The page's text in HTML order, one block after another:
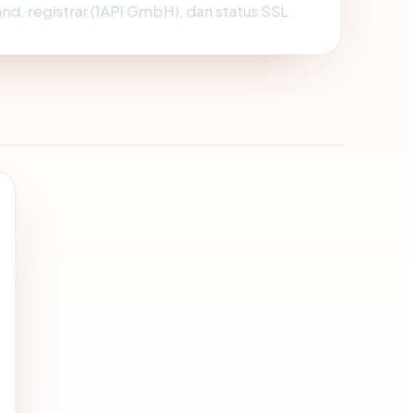
registrar (1API GmbH), dan status SSL.